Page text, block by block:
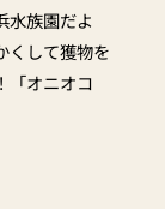
水族園だよ
くして獲物を
「オニオコ